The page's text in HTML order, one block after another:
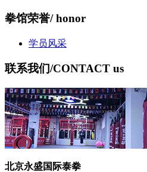
拳馆荣誉/ honor
学员风采
联系我们/CONTACT us
北京永盛国际泰拳